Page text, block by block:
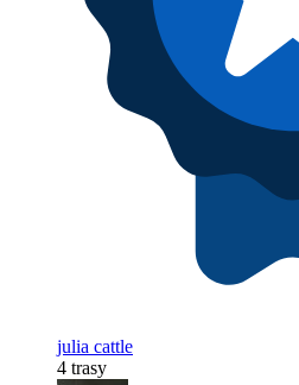
julia cattle
4 trasy